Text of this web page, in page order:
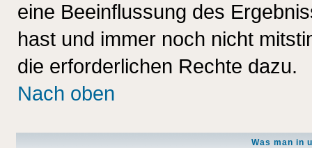
eine Beeinflussung des
hast und immer noch nicht
die erforderlichen Rechte dazu.
Nach oben
Was man in